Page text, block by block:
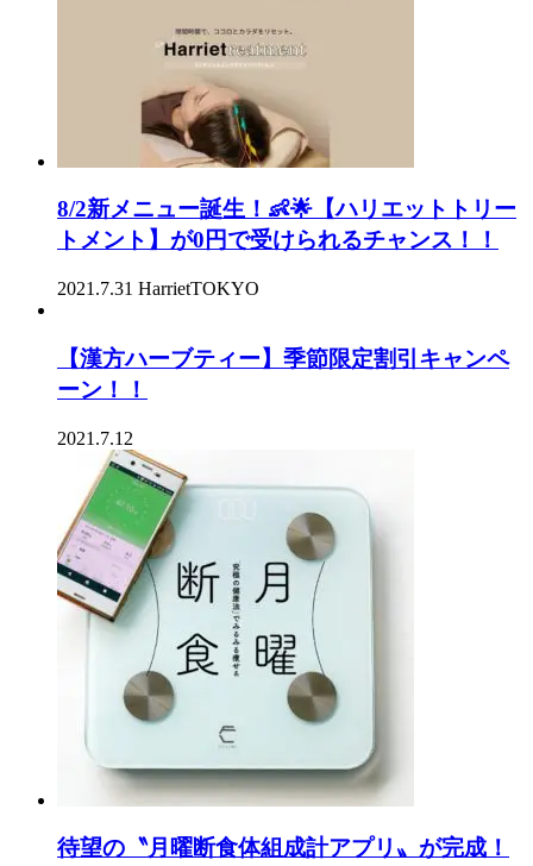
8/2新メニュー誕生！👶🌟【ハリエットトリー
トメント】が0円で受けられるチャンス！！
2021.7.31 HarrietTOKYO
【漢方ハーブティー】季節限定割引キャンペ
ーン！！
2021.7.12
待望の〝月曜断食体組成計アプリ〟が完成！